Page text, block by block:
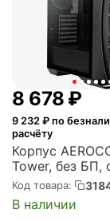
8 678 ₽
9 232 ₽ по
расчёту
Корпус
Tower, без БП,
подсветка,
чёрный (Aero
Eclipse-G-BK-v1)
Код товара:
В наличии